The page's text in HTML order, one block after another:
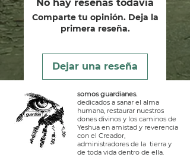
No hay reseñas todavía
Comparte tu opinión. Deja la
primera reseña.
Dejar una reseña
somos guardianes.
dedicados a sanar el alma
humana, restaurar nuestros
dones divinos y los caminos de
Yeshua en amistad y reverencia
con el Creador,
administradores de la tierra y
de toda vida dentro de ella.